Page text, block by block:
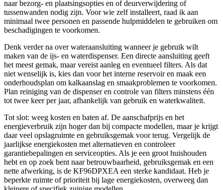
naar bezorg- en plaatsingsopties en of deurverwijdering of
tussenwanden nodig zijn. Voor wie zelf installeert, raad ik aan
minimaal twee personen en passende hulpmiddelen te gebruiken om
beschadigingen te voorkomen.
Denk verder na over wateraansluiting wanneer je gebruik wilt
maken van de ijs- en waterdispenser. Een directe aansluiting geeft
het meest gemak, maar vereist aanleg en eventueel filters. Als dat
niet wenselijk is, kies dan voor het interne reservoir en maak een
onderhoudsplan om kalkaanslag en smaakproblemen te voorkomen.
Plan reiniging van de dispenser en controle van filters minstens één
tot twee keer per jaar, afhankelijk van gebruik en waterkwaliteit.
Tot slot: weeg kosten en baten af. De aanschafprijs en het
energieverbruik zijn hoger dan bij compacte modellen, maar je krijgt
daar veel opslagruimte en gebruiksgemak voor terug. Vergelijk de
jaarlijkse energiekosten met alternatieven en controleer
garantiebepalingen en serviceopties. Als je een groot huishouden
hebt en op zoek bent naar betrouwbaarheid, gebruiksgemak en een
nette afwerking, is de KF96DPXEA een sterke kandidaat. Heb je
beperkte ruimte of prioriteit bij lage energiekosten, overweeg dan